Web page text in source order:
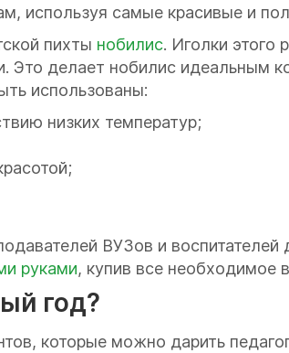
используя самые красивые и
пихты нобилис. Иголки этого
Это делает нобилис идеальным
использованы:
низких температур;
ВУЗов и воспитателей
руками, купив все необходимое
год?
которые можно дарить